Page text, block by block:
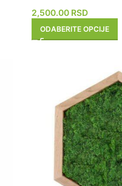
2,500.00 RSD
ODABERITE OPCIJE